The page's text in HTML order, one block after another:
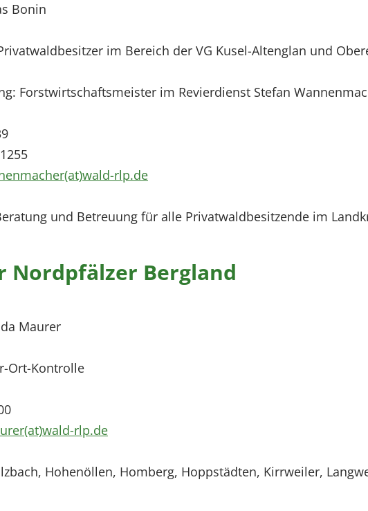
Bonin
im Bereich der VG Kusel-Altenglan und
Forstwirtschaftsmeister im Revierdienst Stefan
rlp.de
und Betreuung für alle Privatwaldbesitzende im
Nordpfälzer Bergland
Maurer
Ort-Kontrolle
rlp.de
Hohenöllen, Homberg, Hoppstädten, Kirrweiler,